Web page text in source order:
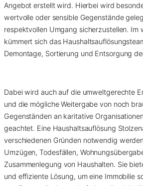
Angebot erstellt wird. Hierbei wird
wertvolle oder sensible Gegenstände
respektvollen Umgang sicherzustellen. Im
kümmert sich das
Demontage, Sortierung und Entsorgung
Dabei wird auch auf die umweltgerechte
und die mögliche Weitergabe von noch
Gegenständen an karitative
geachtet. Eine Haushaltsauflösung
verschiedenen Gründen notwendig
Umzügen, Todesfällen,
Zusammenlegung von Haushalten. Sie
und effiziente Lösung, um eine Immobilie